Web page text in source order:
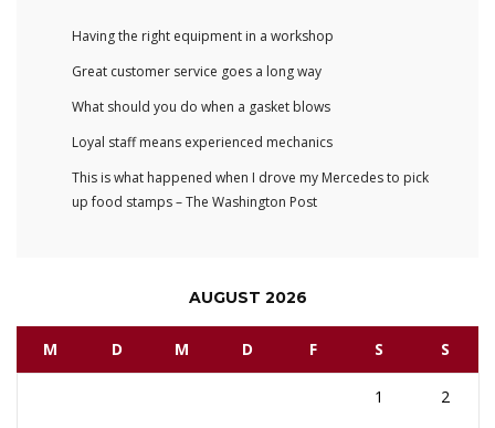
Having the right equipment in a workshop
Great customer service goes a long way
What should you do when a gasket blows
Loyal staff means experienced mechanics
This is what happened when I drove my Mercedes to pick
up food stamps – The Washington Post
AUGUST 2026
M D M D F S S
1 2